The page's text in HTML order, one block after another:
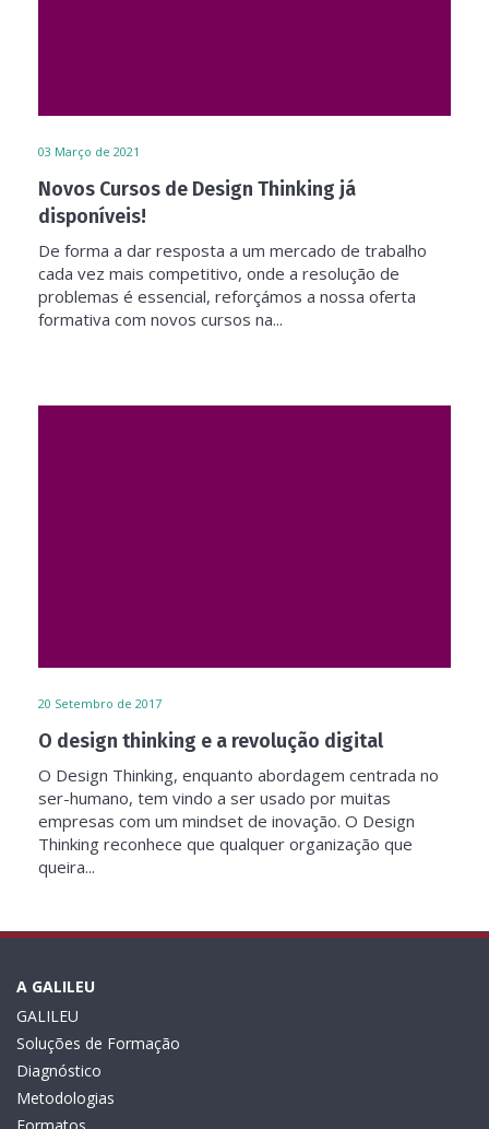
03 Março de 2021
Novos Cursos de Design Thinking já
disponíveis!
De forma a dar resposta a um mercado de trabalho
cada vez mais competitivo, onde a resolução de
problemas é essencial, reforçámos a nossa oferta
formativa com novos cursos na...
20 Setembro de 2017
O design thinking e a revolução digital
O Design Thinking, enquanto abordagem centrada no
ser-humano, tem vindo a ser usado por muitas
empresas com um mindset de inovação. O Design
Thinking reconhece que qualquer organização que
queira...
A GALILEU
GALILEU
Soluções de Formação
Diagnóstico
Metodologias